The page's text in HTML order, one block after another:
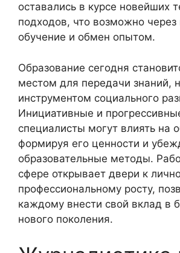
оставались в курсе новейших
подходов, что возможно через
обучение и обмен опытом.
Образование сегодня
местом для передачи
инструментом социального
Инициативные и
специалисты могут влиять на
формируя его ценности и
образовательные методы.
сфере открывает двери к
профессиональному росту,
каждому внести свой вклад в
нового поколения.